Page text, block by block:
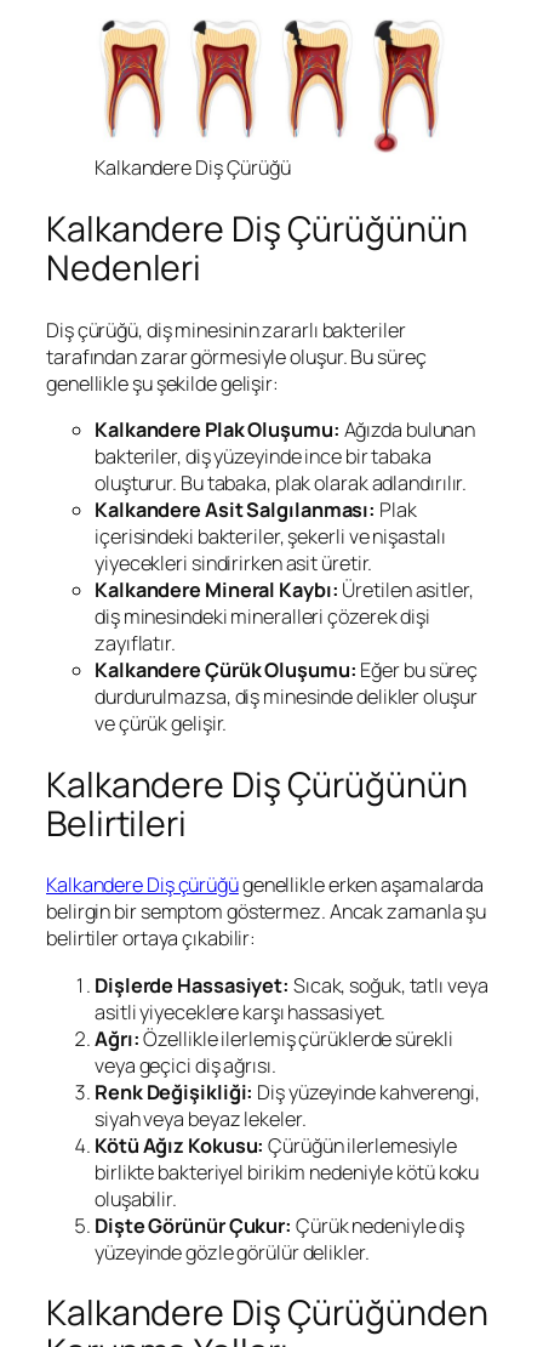
Kalkandere Diş Çürüğü
Kalkandere Diş Çürüğünün
Nedenleri
Diş çürüğü, diş minesinin zararlı bakteriler
tarafından zarar görmesiyle oluşur. Bu süreç
genellikle şu şekilde gelişir:
Kalkandere Plak Oluşumu: Ağızda bulunan
bakteriler, diş yüzeyinde ince bir tabaka
oluşturur. Bu tabaka, plak olarak adlandırılır.
KalkandereAsit Salgılanması: Plak
içerisindeki bakteriler, şekerli ve nişastalı
yiyecekleri sindirirken asit üretir.
Kalkandere Mineral Kaybı: Üretilen asitler,
diş minesindeki mineralleri çözerek dişi
zayıflatır.
KalkandereÇürük Oluşumu: Eğer bu süreç
durdurulmazsa, diş minesinde delikler oluşur
ve çürük gelişir.
Kalkandere Diş Çürüğünün
Belirtileri
Kalkandere Diş çürüğügenellikle erken aşamalarda
belirgin bir semptom göstermez. Ancak zamanla şu
belirtiler ortaya çıkabilir:
Dişlerde Hassasiyet: Sıcak, soğuk, tatlı veya
asitli yiyeceklere karşı hassasiyet.
Ağrı:Özellikle ilerlemiş çürüklerde sürekli
veya geçici diş ağrısı.
Renk Değişikliği: Diş yüzeyinde kahverengi,
siyah veya beyaz lekeler.
Kötü Ağız Kokusu: Çürüğün ilerlemesiyle
birlikte bakteriyel birikim nedeniyle kötü koku
oluşabilir.
Dişte Görünür Çukur: Çürük nedeniyle diş
yüzeyinde gözle görülür delikler.
Kalkandere Diş Çürüğünden